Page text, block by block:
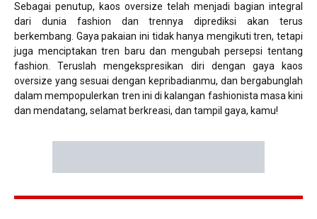
Sebagai penutup, kaos oversize telah menjadi bagian integral
dari dunia fashion dan trennya diprediksi akan terus
berkembang. Gaya pakaian ini tidak hanya mengikuti tren, tetapi
juga menciptakan tren baru dan mengubah persepsi tentang
fashion. Teruslah mengekspresikan diri dengan gaya kaos
oversize yang sesuai dengan kepribadianmu, dan bergabunglah
dalam mempopulerkan tren ini di kalangan fashionista masa kini
dan mendatang, selamat berkreasi, dan tampil gaya, kamu!